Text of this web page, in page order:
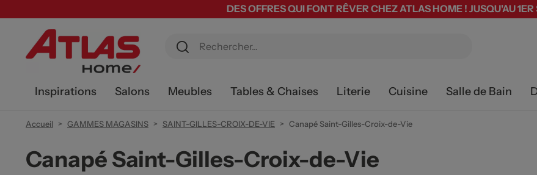
DES OFFRES QUI FONT RÊVER CHEZ ATLAS HOME ! JUSQU'AU
Inspirations Salons Meubles Tables & Chaises Literie Cuisine Salle de Bain
Accueil GAMMES MAGASINS SAINT-GILLES-CROIX-DE-VIE Canapé Saint-Gilles-Croix-de-Vie
Canapé Saint-Gilles-Croix-de-Vie